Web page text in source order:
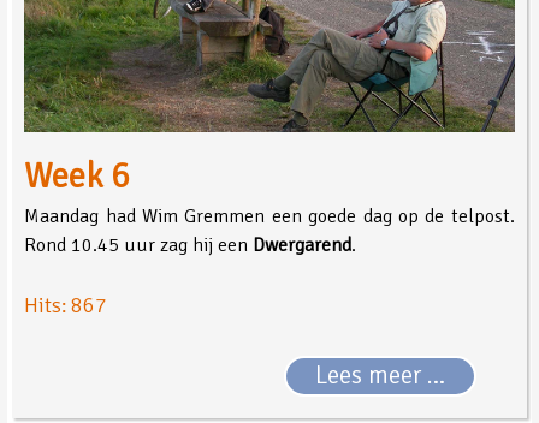
Week 6
Maandag had Wim Gremmen een goede dag op de telpost.
Rond 10.45 uur zag hij een Dwergarend.
Hits: 867
Lees meer …